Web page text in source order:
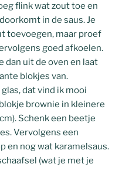
flink wat zout toe en
in de saus. Je
toevoegen, maar proef
goed afkoelen.
dan uit de oven en laat
blokjes van.
dat vind ik mooi
brownie in kleinere
Schenk een beetje
Vervolgens een
en nog wat karamelsaus.
(wat je met je